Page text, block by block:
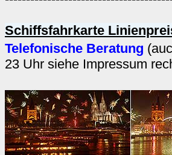
Schiffsfahrkarte
Telefonische Beratung
23 Uhr siehe Impressum